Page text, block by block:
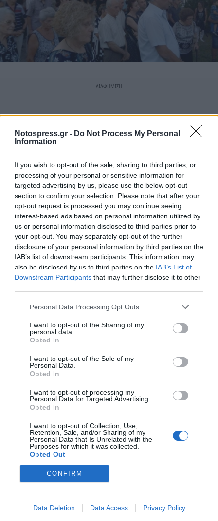
Notospress.gr - Do Not Process My Personal
Information
If you wish to opt-out of the sale, sharing to third parties, or
processing of your personal or sensitive information for
targeted advertising by us, please use the below opt-out
section to confirm your selection. Please note that after your
opt-out request is processed you may continue seeing
interest-based ads based on personal information utilized by
us or personal information disclosed to third parties prior to
your opt-out. You may separately opt-out of the further
disclosure of your personal information by third parties on the
IAB’s list of downstream participants. This information may
also be disclosed by us to third parties on the IAB’s List of
Downstream Participants that may further disclose it to other
Personal Data Processing Opt Outs
I want to opt-out of the Sharing of my
personal data.
Opted In
I want to opt-out of the Sale of my
Personal Data.
Opted In
I want to opt-out of processing my
Personal Data for Targeted Advertising.
Opted In
I want to opt-out of Collection, Use,
Retention, Sale, and/or Sharing of my
Personal Data that Is Unrelated with the
Purposes for which it was collected.
Opted Out
CONFIRM
Data Deletion Data Access Privacy Policy